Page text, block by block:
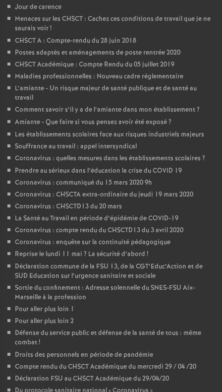
Jour de carence
Menaces sur les CHSCT : Cachez ces conditions de travail que je ne
saurais voir!
CHSCT A : Compte-rendu du 28 juin 2018
Postes adaptés et aménagements de poste rentrée 2020
CHSCT Académique : Compte Rendu du 05 juillet 2019
Maladies professionnelles : Nouveau cadre réglementaire
L’amiante - Un risque majeur de santé publique et de santé au
travail
Comment savoir s’il y a de l’amiante dans mon établissement?
Amiante - Que faire si vous pensez avoir été exposé?
Les établissements scolaires face aux risques industriels majeurs
Souffrance au travail : appel intersyndical
Coronavirus : quelles mesures dans les établissements scolaires ?
Prendre au sérieux dans l’éducation la crise du COVID 19
Coronavirus : communiqué du 15 mars 2020 9h
Coronavirus : CHSCTA extra-ordinaire du jeudi 19 mars 2020
Coronavirus : CHSCTD13 du 20 mars
La Santé au Travail en période d’épidémie de COVID-19
Coronavirus : compte rendu du CHSCTD13 du 3 avril 2020
Coronavirus : enquête sur la continuité pédagogique
Reprise le lundi 11 mai ? La sécurité d’abord !
Déclaration commune de la FSU 13, de la CGT’Educ’Action et de
SUD Education sur l’urgence sanitaire et sociale
Sortie du confinement : Adresse solennelle du SNES-FSU Aix-
Marseille à la profession
Pour aller plus loin 1
Pour aller plus loin 2
Défense du service public et défense de la santé de tous : même
combat!
Droits des personnels en période de pandémie
Compte rendu du CHSCT Académique du mercredi 29 / 04 /20
Déclaration FSU au CHSCT Académique du 29/04/20